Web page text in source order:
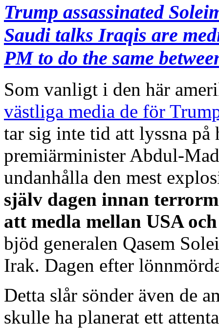
Trump assassinated
Saudi talks Iraqis are
PM to do the same
Som vanligt i den här
västliga media de för
tar sig inte tid att lyssna på
premiärminister Abdul-
undanhålla den mest
själv dagen innan
att medla mellan USA
bjöd generalen Qasem
Irak. Dagen efter
Detta slår sönder även de
skulle ha planerat ett